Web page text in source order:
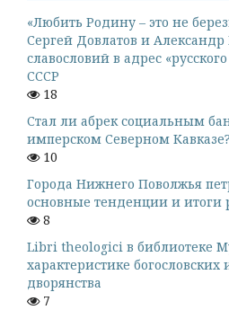
«Любить Родину – это не
Сергей Довлатов и
славословий в адрес
СССР
18
Стал ли абрек социальным
имперском Северном Кавказе?
10
Города Нижнего Поволжья
основные тенденции и итоги
8
Libri theologici в библиотеке
характеристике богословских
дворянства
7